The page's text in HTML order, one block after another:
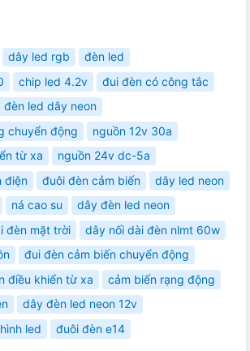
dây led rgb
đèn led
chip led 4.2v
đui đèn có công tắc
đèn led dây neon
chuyển động
nguồn 12v 30a
từ xa
nguồn 24v dc-5a
điện
đuôi đèn cảm biến
dây led neon
ná cao su
dây đèn led neon
đèn mặt trời
dây nối dài đèn nlmt 60w
đui đèn cảm biến chuyển động
điều khiển từ xa
cảm biến rạng động
dây đèn led neon 12v
led
đuôi đèn e14